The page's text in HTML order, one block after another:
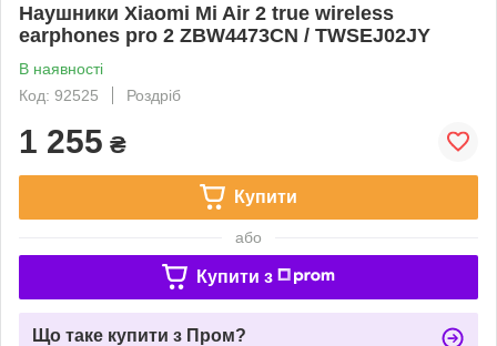
Наушники Xiaomi Mi Air 2 true wireless
earphones pro 2 ZBW4473CN / TWSEJ02JY
В наявності
Код: 92525
Роздріб
1 255 ₴
Купити
або
Купити з
Що таке купити з Пром?